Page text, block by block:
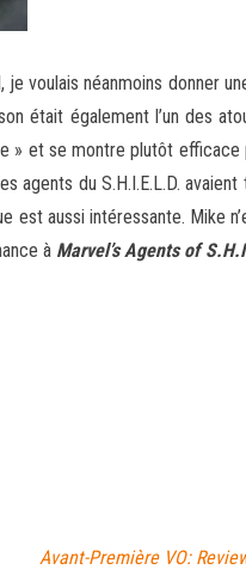
voulais néanmoins donner
était également l’un des
et se montre plutôt efficace
agents du S.H.I.E.L.D.
est aussi intéressante. Mike
à Marvel’s Agents of
Avant-Première VO: